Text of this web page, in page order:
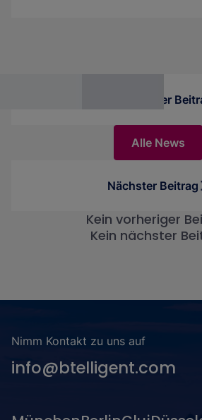
Vorheriger
Alle News
Nächster Beitrag
Kein vorheriger
Kein nächster
Nimm Kontakt zu uns auf
info@btelligent.com